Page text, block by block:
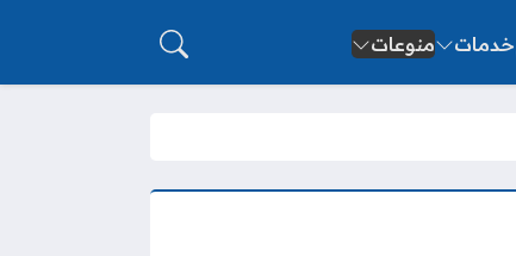
خدمات منوعات